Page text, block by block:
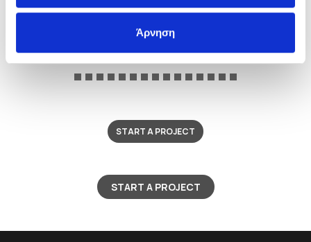
Άρνηση
ELOUNDA HILLS VILLAS
START A PROJECT
START A PROJECT